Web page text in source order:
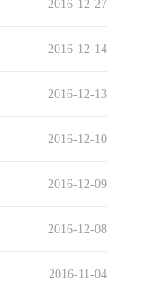
2016-12-27
2016-12-14
2016-12-13
2016-12-10
2016-12-09
2016-12-08
2016-11-04